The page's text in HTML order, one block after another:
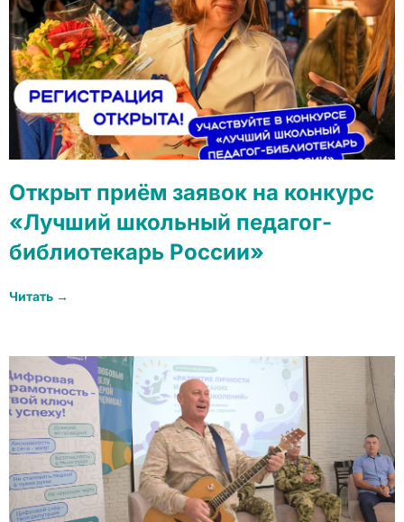
Открыт приём заявок на конкурс
«Лучший школьный педагог-
библиотекарь России»
Читать →